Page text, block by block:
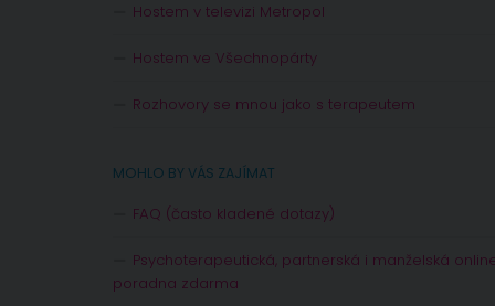
Hostem v televizi Metropol
Hostem ve Všechnopárty
Rozhovory se mnou jako s terapeutem
MOHLO BY VÁS ZAJÍMAT
FAQ (často kladené dotazy)
Psychoterapeutická, partnerská i manželská
poradna zdarma